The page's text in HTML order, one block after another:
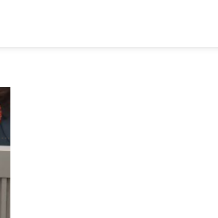
...